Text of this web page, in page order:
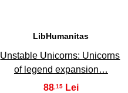
LibHumanitas
Unstable Unicorns: Unicorns
of legend expansion…
88 ,15